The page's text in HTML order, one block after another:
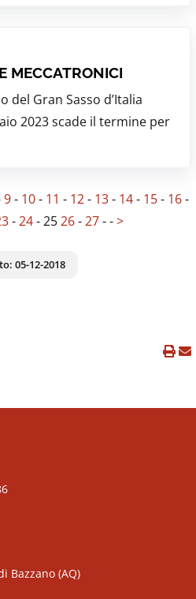
MECCATRONICI
del Gran Sasso d’Italia
2023 scade il termine per
9- 10- 11 - 12- 13- 14- 15- 16-
-24-2526-27-->
05-12-2018
Bazzano (AQ)